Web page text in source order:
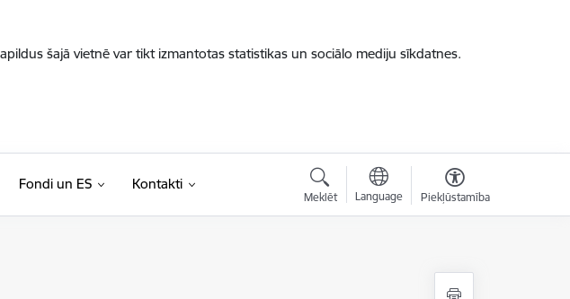
šajā vietnē var tikt izmantotas statistikas un sociālo mediju sīkdatnes.
Fondi un ES Kontakti
Meklēt Language Piekļūstamība